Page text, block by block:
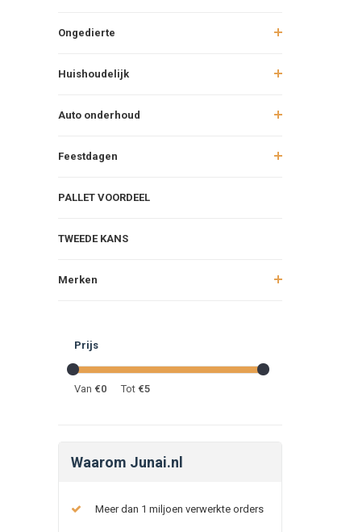
Ongedierte
Huishoudelijk
Auto onderhoud
Feestdagen
PALLET VOORDEEL
TWEEDE KANS
Merken
Prijs
Van €0 Tot €5
Waarom Junai.nl
Meer dan 1 miljoen verwerkte orders